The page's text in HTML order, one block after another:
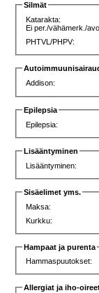
Silmät
Katarakta:
Ei per./vähämerk./
PHTVL/PHPV:
Addison:
Epilepsia
Epilepsia:
Lisääntyminen
Lisääntyminen:
Sisäelimet yms.
Maksa:
Kurkku:
Hampaat ja purenta
Hammaspuutokset:
Allergiat ja iho-